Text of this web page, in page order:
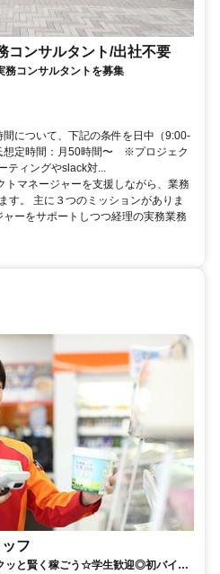
コンサルタント/出社不要
務コンサルタントを募集
について、下記の条件を日中（9:00-
想定時間：月50時間〜 ※プロジェク
ティングやslack対...
トマネージャーを支援しながら、業務
す。 主に３つのミッションがありま
ーをサポートしつつ経理の実務業務
フ
ッと賢く稼ごう☆学生歓迎◎初バイト